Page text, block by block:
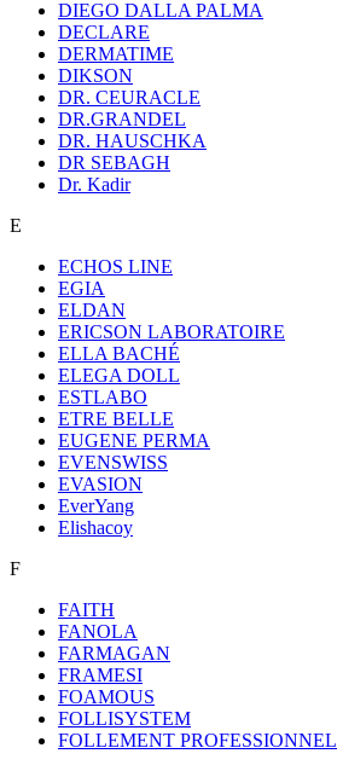
DIEGO DALLA PALMA
DECLARE
DERMATIME
DIKSON
DR. CEURACLE
DR.GRANDEL
DR. HAUSCHKA
DR SEBAGH
Dr. Kadir
E
ECHOS LINE
EGIA
ELDAN
ERICSON LABORATOIRE
ELLA BACHÉ
ELEGA DOLL
ESTLABO
ETRE BELLE
EUGENE PERMA
EVENSWISS
EVASION
EverYang
Elishacoy
F
FAITH
FANOLA
FARMAGAN
FRAMESI
FOAMOUS
FOLLISYSTEM
FOLLEMENT PROFESSIONNEL